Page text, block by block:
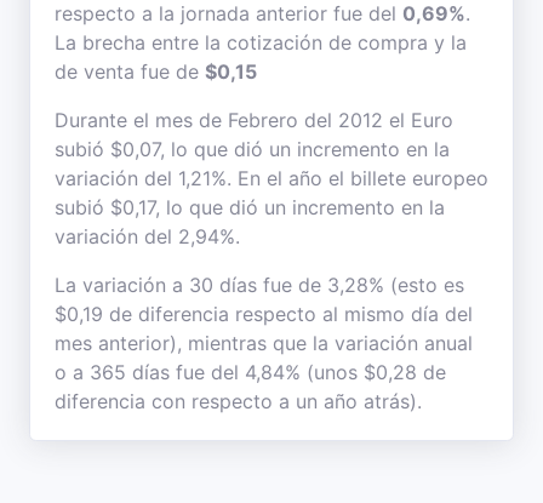
respecto a la jornada anterior fue del 0,69%.
La brecha entre la cotización de compra y la
de venta fue de $0,15
Durante el mes de Febrero del 2012 el Euro
subió $0,07, lo que dió un incremento en la
variación del 1,21%. En el año el billete europeo
subió $0,17, lo que dió un incremento en la
variación del 2,94%.
La variación a 30 días fue de 3,28% (esto es
$0,19 de diferencia respecto al mismo día del
mes anterior), mientras que la variación anual
o a 365 días fue del 4,84% (unos $0,28 de
diferencia con respecto a un año atrás).